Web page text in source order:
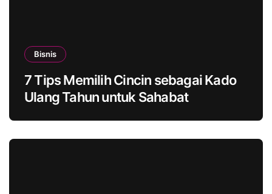
Bisnis
7 Tips Memilih Cincin sebagai Kado
Ulang Tahun untuk Sahabat